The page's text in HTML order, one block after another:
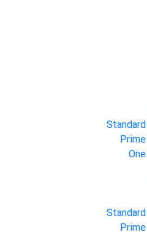
Standard
Prime
One
Standard
Prime